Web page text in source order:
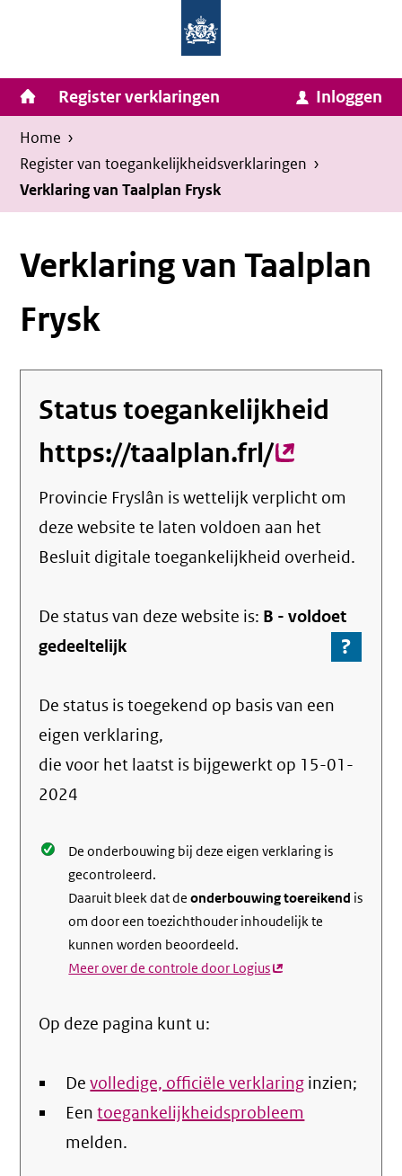
inhoud
van
Zaken
en
Koninkrijksrelaties
Homepage
van
Invulassistent
Toegankelijkheidsverklaring
Toegankelijkheidsverklaring
Hoofdnavigatie
Register verklaringen Inloggen
Kruimelpad
U
bevindt
zich
hier:
Home ›
Register van toegankelijkheids­verklaringen ›
Verklaring van Taalplan Frysk
Verklaring van Taalplan
Frysk
Status toegankelijkheid
https://taalplan.frl/(externe
link)
Provincie Fryslân is wettelijk verplicht om
deze website te laten voldoen aan het
Besluit digitale toegankelijkheid overheid.
De status van dezewebsite is: B -voldoet
gedeeltelijk
?
Ga
over
De status is toegekend op basis van een
eigen verklaring,
die voor het laatst is bijgewerkt op 15-01-
2024
De onderbouwing bij deze eigen verklaring is
gecontroleerd.
Daaruit bleek dat deonderbouwing toereikend is
om door een toezichthouder inhoudelijk te
kunnen worden beoordeeld.
Meer over de controle door Logius(externe
Op deze pagina kunt u:
Devolledige, officiële verklaring inzien;
Eentoegankelijkheidsprobleem
melden.